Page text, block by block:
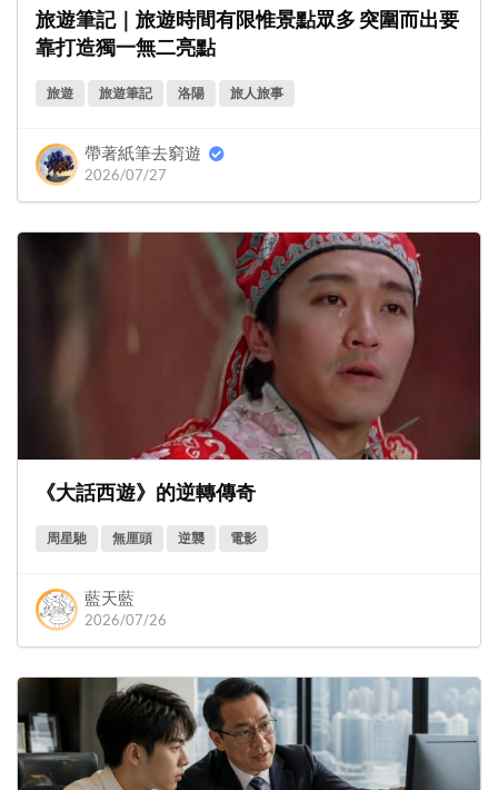
旅遊筆記｜旅遊時間有限惟景點眾多 突圍而出要
靠打造獨一無二亮點
旅遊 旅遊筆記 洛陽 旅人旅事
帶著紙筆去窮遊
2026/07/27
《大話西遊》的逆轉傳奇
周星馳 無厘頭 逆襲 電影
藍天藍
2026/07/26